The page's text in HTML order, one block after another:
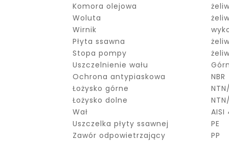
Komora olejowa
Woluta
Wirnik
Płyta ssawna
Stopa pompy
Uszczelnienie wału
Ochrona antypiaskowa
NBR
Łożysko górne
Łożysko dolne
Wał
AISI
Uszczelka płyty ssawnej
PE
Zawór odpowietrzający
PP